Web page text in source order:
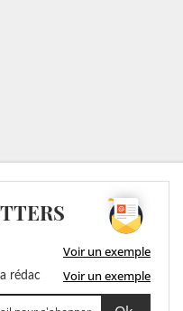
Voir un exemple
rédac Voir un exemple